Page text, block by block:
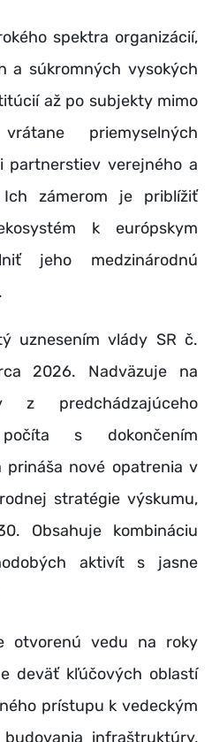
spektra organizácií,
a súkromných vysokých
až po subjekty mimo
priemyselných
partnerstiev verejného a
Ich zámerom je priblížiť
k európskym
jeho medzinárodnú
uznesením vlády SR č.
2026. Nadväzuje na
z predchádzajúceho
s dokončením
nové opatrenia v
stratégie výskumu,
Obsahuje kombináciu
aktivít s jasne
otvorenú vedu na roky
deväť kľúčových oblastí
prístupu k vedeckým
infraštruktúry,